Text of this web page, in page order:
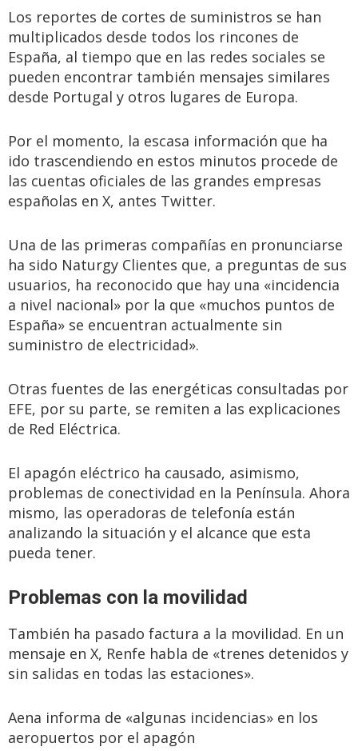
Los reportes de cortes de suministros se han
multiplicados desde todos los rincones de
España, al tiempo que en las redes sociales se
pueden encontrar también mensajes similares
desde Portugal y otros lugares de Europa.
Por el momento, la escasa información que ha
ido trascendiendo en estos minutos procede de
las cuentas oficiales de las grandes empresas
españolas en X, antes Twitter.
Una de las primeras compañías en pronunciarse
ha sido Naturgy Clientes que, a preguntas de sus
usuarios, ha reconocido que hay una «incidencia
a nivel nacional» por la que «muchos puntos de
España» se encuentran actualmente sin
suministro de electricidad».
Otras fuentes de las energéticas consultadas por
EFE, por su parte, se remiten a las explicaciones
de Red Eléctrica.
El apagón eléctrico ha causado, asimismo,
problemas de conectividad en la Península. Ahora
mismo, las operadoras de telefonía están
analizando la situación y el alcance que esta
pueda tener.
Problemas con la movilidad
También ha pasado factura a la movilidad. En un
mensaje en X, Renfe habla de «trenes detenidos y
sin salidas en todas las estaciones».
Aena informa de «algunas incidencias» en los
aeropuertos por el apagón